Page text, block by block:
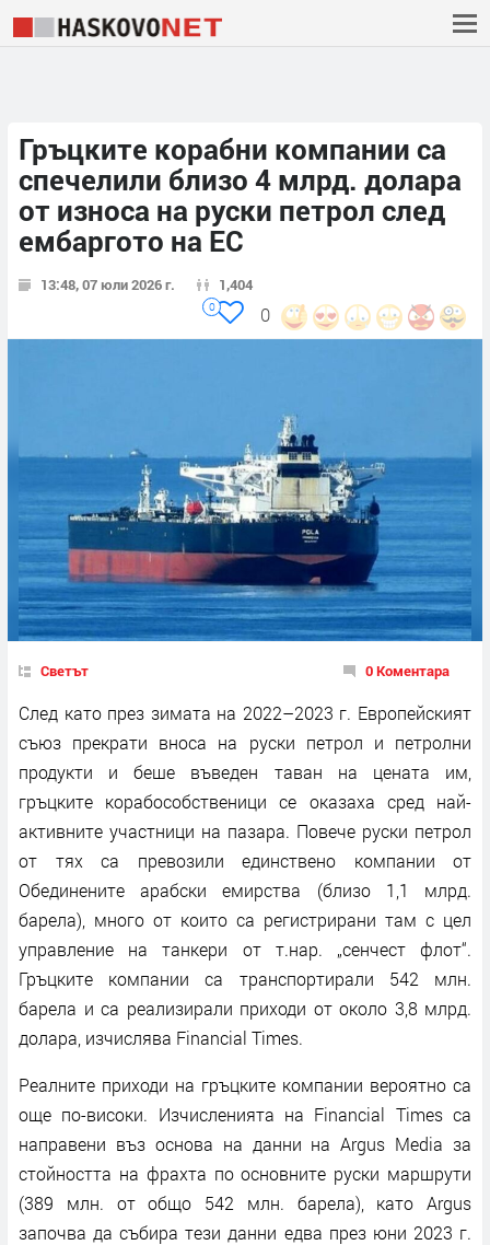
Гръцките корабни компании са
спечелили близо 4 млрд. долара
от износа на руски петрол след
ембаргото на ЕС
13:48, 07 юли 2026 г. 1,404
0
0
Светът 0 Коментара
След като през зимата на 2022–2023 г. Европейският
съюз прекрати вноса на руски петрол и петролни
продукти и беше въведен таван на цената им,
гръцките корабособственици се оказаха сред най-
активните участници на пазара. Повече руски петрол
от тях са превозили единствено компании от
Обединените арабски емирства (близо 1,1 млрд.
барела), много от които са регистрирани там с цел
управление на танкери от т.нар. „сенчест флот“.
Гръцките компании са транспортирали 542 млн.
барела и са реализирали приходи от около 3,8 млрд.
долара, изчислява Financial Times.
Реалните приходи на гръцките компании вероятно са
още по-високи. Изчисленията на Financial Times са
направени въз основа на данни на Argus Media за
стойността на фрахта по основните руски маршрути
(389 млн. от общо 542 млн. барела), като Argus
започва да събира тези данни едва през юни 2023 г.